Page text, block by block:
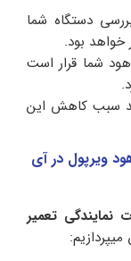
دستگاه شما
خواهد بود.
شما قرار است
سبب کاهش این
ویرپول در آی
نمایندگی تعمیر